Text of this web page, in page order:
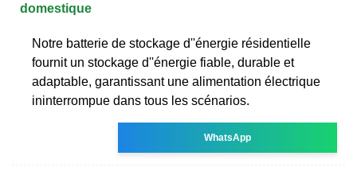
domestique
Notre batterie de stockage d''énergie résidentielle
fournit un stockage d''énergie fiable, durable et
adaptable, garantissant une alimentation électrique
ininterrompue dans tous les scénarios.
WhatsApp